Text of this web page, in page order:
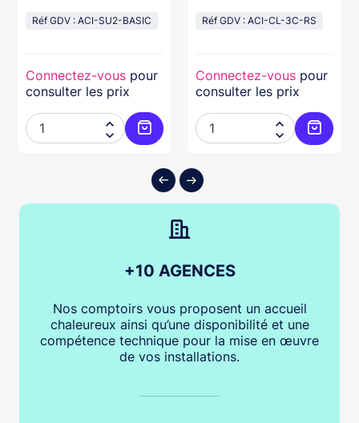
au panier
Réf GDV : ACI-SU2-BASIC
Connectez-vous pour
consulter les prix


Ajouter au panier
Réf GDV : ACI-CL-3C-RS
Connectez-vous pour
consulter les prix


+10 AGENCES
Nos comptoirs vous proposent un accueil
chaleureux ainsi qu’une disponibilité et une
compétence technique pour la mise en œuvre
de vos installations.